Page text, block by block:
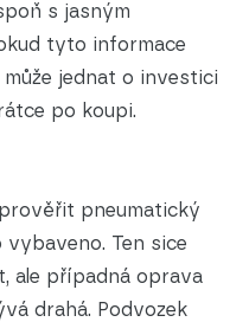
s jasným
tyto informace
jednat o investici
po koupi.
pneumatický
Ten sice
ale případná oprava
drahá. Podvozek